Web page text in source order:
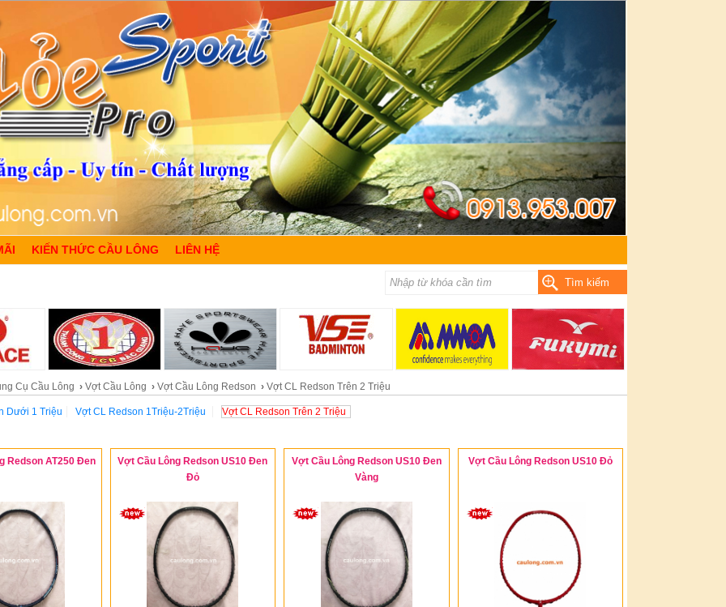
KIẾN THỨC CẦU LÔNG LIÊN HỆ
Tìm kiếm
Cụ Cầu Lông › Vợt Cầu Lông › Vợt Cầu Lông Redson › Vợt CL Redson Trên 2 Triệu
Dưới 1 Triệu Vợt CL Redson 1Triệu-2Triệu Vợt CL Redson Trên 2 Triệu
Redson AT250 Đen
Vợt Cầu Lông Redson US10 Đen
Đỏ
Vợt Cầu Lông Redson US10 Đen
Vàng
Vợt Cầu Lông Redson US10 Đỏ